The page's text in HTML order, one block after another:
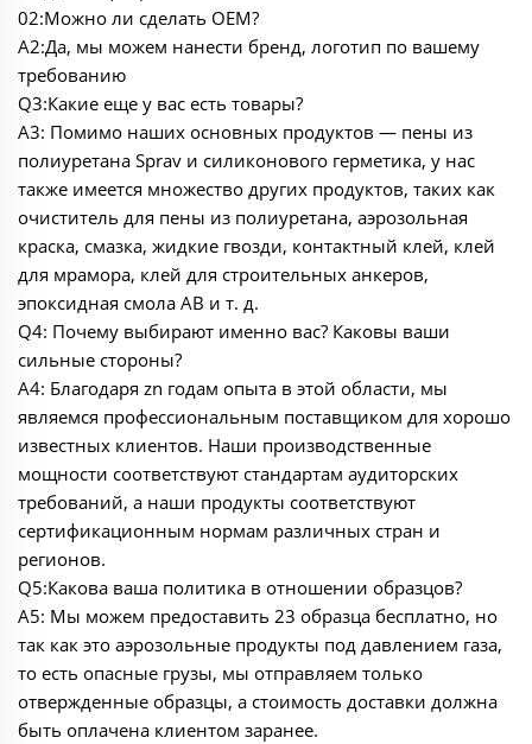
02:Можно ли сделать OEM?
A2:Да, мы можем нанести бренд, логотип по вашему
требованию
Q3:Какие еще у вас есть товары?
A3: Помимо наших основных продуктов — пены из
полиуретана Sprav и силиконового герметика, у нас
также имеется множество других продуктов, таких как
очиститель для пены из полиуретана, аэрозольная
краска, смазка, жидкие гвозди, контактный клей, клей
для мрамора, клей для строительных анкеров,
эпоксидная смола AB и т. д.
Q4: Почему выбирают именно вас? Каковы ваши
сильные стороны?
A4: Благодаря zn годам опыта в этой области, мы
являемся профессиональным поставщиком для хорошо
известных клиентов. Наши производственные
мощности соответствуют стандартам аудиторских
требований, а наши продукты соответствуют
сертификационным нормам различных стран и
регионов.
Q5:Какова ваша политика в отношении образцов?
A5: Мы можем предоставить 23 образца бесплатно, но
так как это аэрозольные продукты под давлением газа,
то есть опасные грузы, мы отправляем только
отвержденные образцы, а стоимость доставки должна
быть оплачена клиентом заранее.